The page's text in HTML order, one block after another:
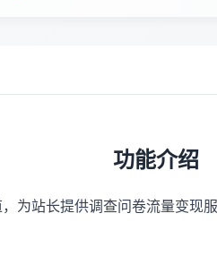
功能介绍
为站长提供调查问卷流量变现